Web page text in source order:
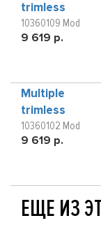
trimless
10360109 Mod
9 619 р.
Multiple
trimless
10360102 Mod
9 619 р.
ЕЩЕ ИЗ